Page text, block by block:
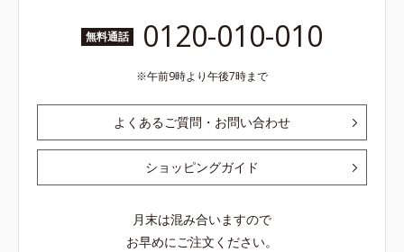
無料通話 0120-010-010
午前9時より午後7時まで
よくあるご質問・お問い合わせ
ショッピングガイド
月末は混み合いますので
お早めにご注文ください。